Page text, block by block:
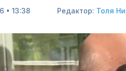
• 13:38 Редактор: Толя